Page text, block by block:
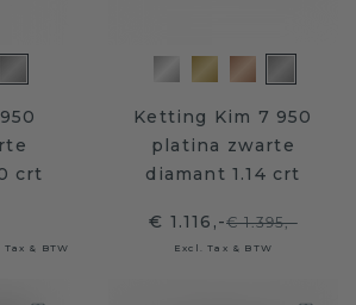
crt
Tax & BTW
Ketting Kim 7 950
platina zwarte
diamant 1.14 crt
€ 1.116,-€ 1.395,-
Excl. Tax & BTW